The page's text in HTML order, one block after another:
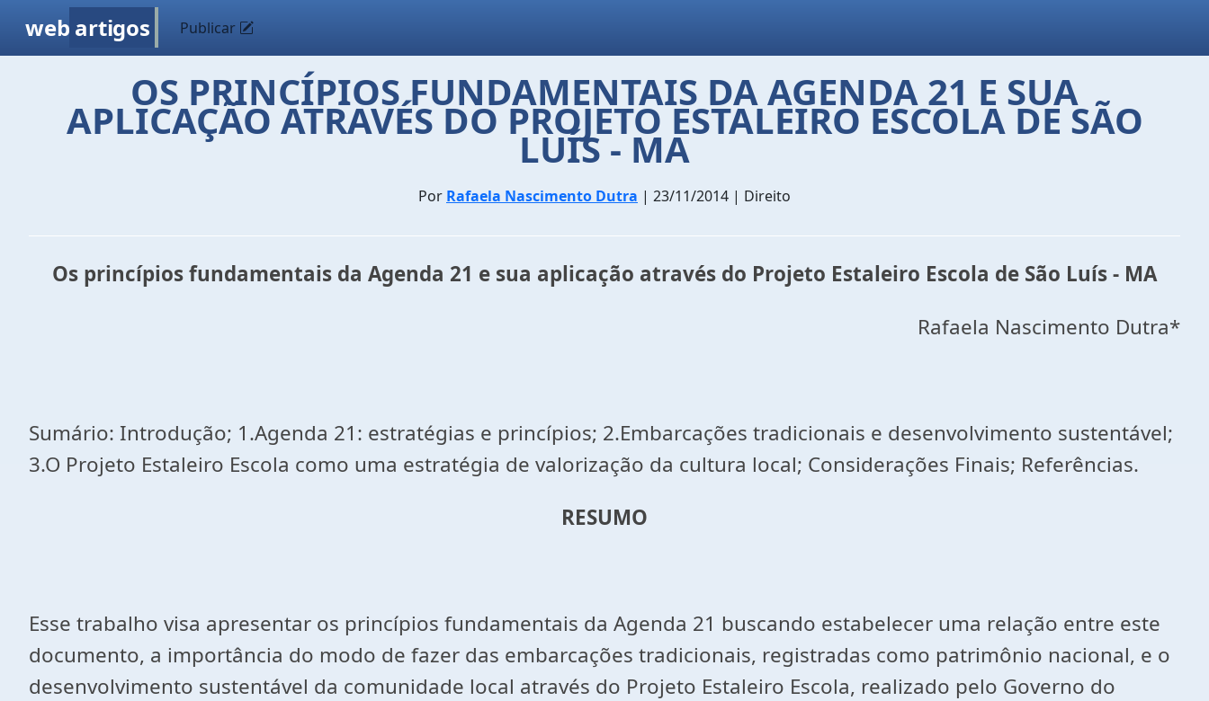
web artigos Publicar
OS PRINCÍPIOS FUNDAMENTAIS DA AGENDA 21 E SUA
APLICAÇÃO ATRAVÉS DO PROJETO ESTALEIRO ESCOLA DE SÃO
LUÍS - MA
Por Rafaela Nascimento Dutra | 23/11/2014 | Direito
Os princípios fundamentais da Agenda 21 e sua aplicação através do Projeto Estaleiro Escola de São Luís - MA
Rafaela Nascimento Dutra*
Sumário: Introdução; 1.Agenda 21: estratégias e princípios; 2.Embarcações tradicionais e desenvolvimento sustentável;
3.O Projeto Estaleiro Escola como uma estratégia de valorização da cultura local; Considerações Finais; Referências.
RESUMO
Esse trabalho visa apresentar os princípios fundamentais da Agenda 21 buscando estabelecer uma relação entre este
documento, a importância do modo de fazer das embarcações tradicionais, registradas como patrimônio nacional, e o
desenvolvimento sustentável da comunidade local através do Projeto Estaleiro Escola, realizado pelo Governo do